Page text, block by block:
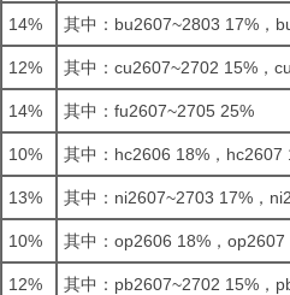
14% 其中：bu2607~2803 17%，
12% 其中：cu2607~2702 15%，
14% 其中：fu2607~2705 25%
10% 其中：hc2606 18%，hc2607
13% 其中：ni2607~2703 17%，
10% 其中：op2606 18%，
12% 其中：pb2607~2702 15%，